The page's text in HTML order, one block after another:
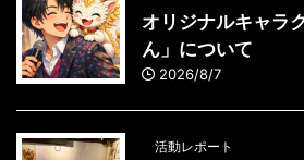
オリジナルキャラ
ん」について
2026/8/7
活動レポート